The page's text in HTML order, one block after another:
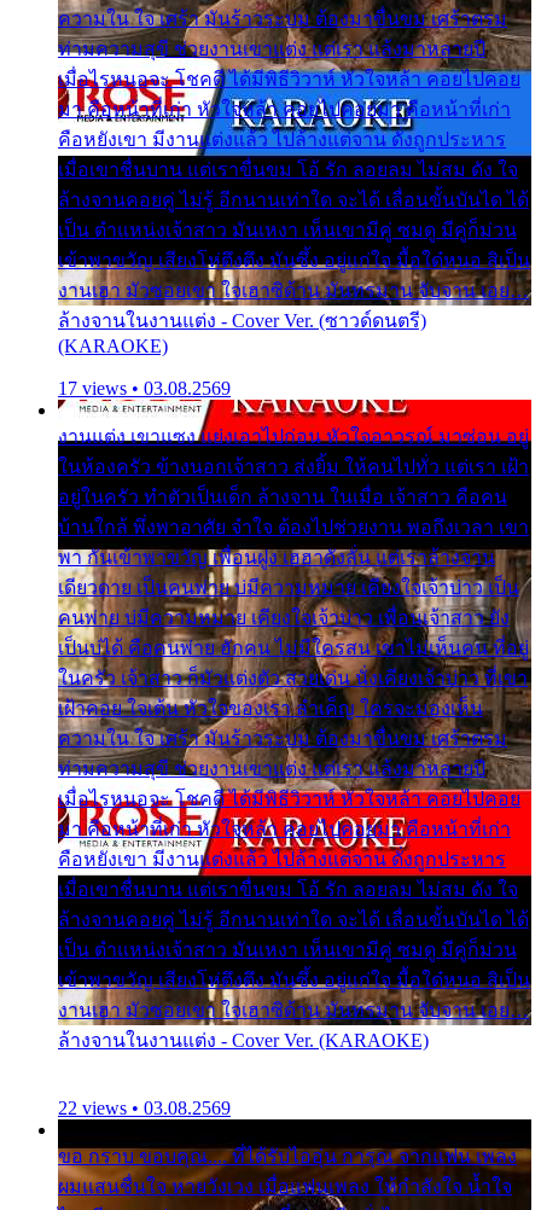
ความใน ใจ เศร้า มันร้าวระบม ต้องมาขื่นขม เศร้าตรม
ท่ามความสุขี ช่วยงานเขาแต่ง แต่เรา แล้งมาหลายปี
เมื่อไรหนอจะ โชคดี ได้มีพิธีวิวาห์ หัวใจหล้า คอยไปคอย
มา คือหน้าที่เก่า หัวใจหล้า คอยไปคอยมา คือหน้าที่เก่า
คือหยังเขา มีงานแต่งแล้ว ไปล้างแต่จาน ดั่งถูกประหาร
เมื่อเขาชื่นบาน แต่เราขื่นขม โอ้ รัก ลอยลม ไม่สม ดัง ใจ
ล้างจานคอยคู่ ไม่รู้ อีกนานเท่าใด จะได้ เลื่อนขั้นบันได ได้
เป็น ตำแหน่งเจ้าสาว มันเหงา เห็นเขามีคู่ ซมดู มีคู่ก็ม่วน
เข้าพาขวัญ เสียงโห่ตึงตึง มันซึ้ง อยู่แก่ใจ มื้อใด๋หนอ สิเป็น
งานเฮา มัวซอยเขา ใจเฮาซิด้าน มันทรมาน จับจาน เอย…
ล้างจานในงานแต่ง - Cover Ver. (ซาวด์ดนตรี)
(KARAOKE)
17 views • 03.08.2569
งานแต่ง เขาแซง แย่งเอาไปก่อน หัวใจอาวรณ์ มาซ่อน อยู่
ในห้องครัว ข้างนอกเจ้าสาว ส่งยิ้ม ให้คนไปทั่ว แต่เรา เฝ้า
อยู่ในครัว ทำตัวเป็นเด็ก ล้างจาน ในเมื่อ เจ้าสาว คือคน
บ้านใกล้ พึ่งพาอาศัย จำใจ ต้องไปช่วยงาน พอถึงเวลา เขา
พา กันเข้าพาขวัญ เพื่อนฝูง เฮฮาดังลั่น แต่เราล้างจาน
เดียวดาย เป็นคนพ่าย บ่มีความหมาย เคียงใจเจ้าบ่าว เป็น
คนพ่าย บ่มีความหมาย เคียงใจเจ้าบ่าว เพื่อนเจ้าสาว ยัง
เป็นบ่ได้ คือคนพ่าย ฮักคน ไม่มีใครสน เขาไม่เห็นคน ที่อยู่
ในครัว เจ้าสาว ก็มัวแต่งตัว สวยเด่น นั่งเคียงเจ้าบ่าว ที่เขา
เฝ้าคอย ใจเต้น หัวใจของเรา ลำเค็ญ ใครจะมองเห็น
ความใน ใจ เศร้า มันร้าวระบม ต้องมาขื่นขม เศร้าตรม
ท่ามความสุขี ช่วยงานเขาแต่ง แต่เรา แล้งมาหลายปี
เมื่อไรหนอจะ โชคดี ได้มีพิธีวิวาห์ หัวใจหล้า คอยไปคอย
มา คือหน้าที่เก่า หัวใจหล้า คอยไปคอยมา คือหน้าที่เก่า
คือหยังเขา มีงานแต่งแล้ว ไปล้างแต่จาน ดั่งถูกประหาร
เมื่อเขาชื่นบาน แต่เราขื่นขม โอ้ รัก ลอยลม ไม่สม ดัง ใจ
ล้างจานคอยคู่ ไม่รู้ อีกนานเท่าใด จะได้ เลื่อนขั้นบันได ได้
เป็น ตำแหน่งเจ้าสาว มันเหงา เห็นเขามีคู่ ซมดู มีคู่ก็ม่วน
เข้าพาขวัญ เสียงโห่ตึงตึง มันซึ้ง อยู่แก่ใจ มื้อใด๋หนอ สิเป็น
งานเฮา มัวซอยเขา ใจเฮาซิด้าน มันทรมาน จับจาน เอย…
ล้างจานในงานแต่ง - Cover Ver. (KARAOKE)
22 views • 03.08.2569
ขอ กราบ ขอบคุณ.... ที่ได้รับไออุ่น การุณ จากแฟน เพลง
ผมแสนชื่นใจ หายวังเวง เมื่อแฟนเพลง ให้กำลังใจ น้ำใจ